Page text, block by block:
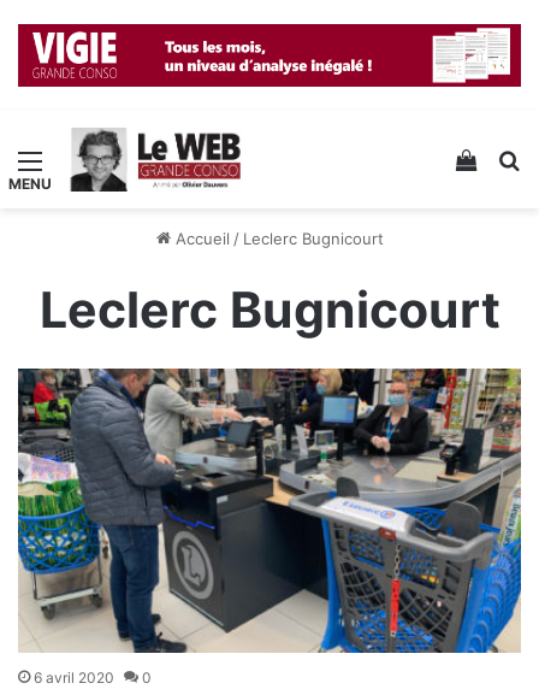
Menu Voir
Accueil / Leclerc Bugnicourt
Leclerc Bugnicourt
6 avril 2020 0